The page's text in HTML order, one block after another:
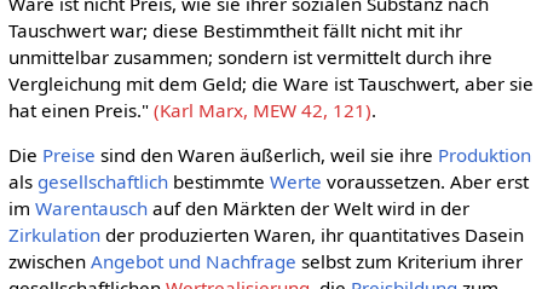
Tauschwert war; diese Bestimmtheit fällt nicht mit ihr
unmittelbar zusammen; sondern ist vermittelt durch ihre
Vergleichung mit dem Geld; die Ware ist Tauschwert, aber sie
hat einen Preis." (Karl Marx, MEW 42, 121).
Die Preise sind den Waren äußerlich, weil sie ihre Produktion
als gesellschaftlichbestimmte Werte voraussetzen. Aber erst
im Warentauschauf den Märkten der Welt wird in der
Zirkulationder produzierten Waren, ihr quantitatives Dasein
zwischen Angebot und Nachfrage selbst zum Kriterium ihrer